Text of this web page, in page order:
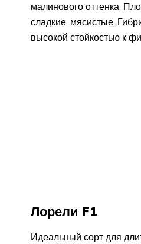
малинового оттенка.
сладкие, мясистые.
высокой стойкостью к
Лорели F1
Идеальный сорт для